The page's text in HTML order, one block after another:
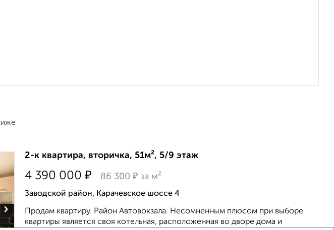
›
2-к квартира, вторичка, 51м², 5/9 этаж
4 390 000 ₽ 86 300 ₽ за м²
Заводской район, Карачевское шоссе 4
Продам квартиру. Район Автовокзала. Несомненным плюсом при выборе
квартиры является своя котельная, расположенная во дворе дома и